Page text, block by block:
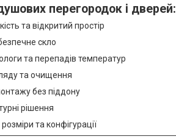
перегородок і дверей:
та відкритий простір
скло
та перепадів температур
та очищення
без піддону
рішення
та конфігурації